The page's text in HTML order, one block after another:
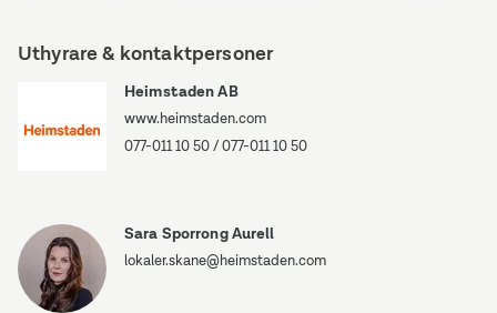
Uthyrare & kontaktpersoner
Heimstaden AB
www.heimstaden.com
077-011 10 50/077-011 10 50
Sara Sporrong Aurell
lokaler.skane@heimstaden.com